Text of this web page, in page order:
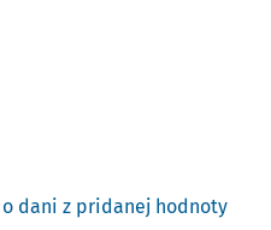
o dani z pridanej hodnoty